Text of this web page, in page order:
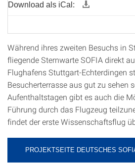
Download als iCal:
Während ihres zweiten Besuchs in
fliegende Sternwarte SOFIA direkt
Flughafens Stuttgart-Echterdingen
Besucherterrasse aus gut zu sehen
Aufenthaltstagen gibt es auch die
Führung durch das Flugzeug
findet der erste Wissenschaftsflug
PROJEKTSEITE DEUTSCHES